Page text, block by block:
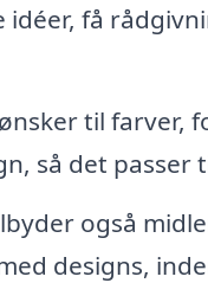
få
til farver,
så det passer
også
designs,